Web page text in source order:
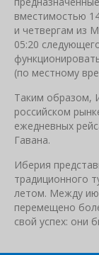
вместимостью
и четвергам из
05:20
(по местному
Таким образом,
российском
ежедневных
Гавана.
Иберия
традиционного
летом. Между
перемещено
свой успех: они